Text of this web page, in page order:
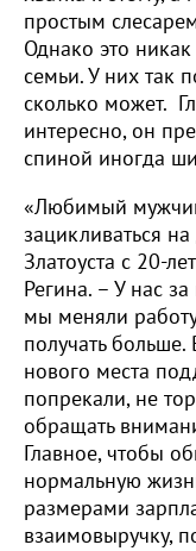
простым
Однако это
семьи. У них так
сколько может.
интересно, он
спиной иногда
«Любимый
зацикливаться
Златоуста с 20-
Регина. – У нас
мы меняли
получать
нового места
попрекали, не
обращать
Главное, чтобы
нормальную
размерами
взаимовыручку,